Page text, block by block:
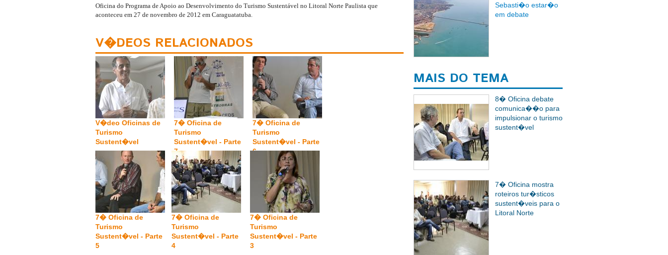
Oficina do Programa de Apoio ao Desenvolvimento do Turismo Sustentável no Litoral Norte Paulista que
aconteceu em 27 de novembro de 2012 em Caraguatatuba.
V�DEOS RELACIONADOS
V�deo Oficinas de
Turismo
Sustent�vel
7� Oficina de
Turismo
Sustent�vel - Parte
7
7� Oficina de
Turismo
Sustent�vel - Parte
6
7� Oficina de
Turismo
Sustent�vel - Parte
5
7� Oficina de
Turismo
Sustent�vel - Parte
4
7� Oficina de
Turismo
Sustent�vel - Parte
3
Sebasti�o estar�o
em debate
MAIS DO TEMA
8� Oficina debate
comunica��o para
impulsionar o turismo
sustent�vel
7� Oficina mostra
roteiros tur�sticos
sustent�veis para o
Litoral Norte